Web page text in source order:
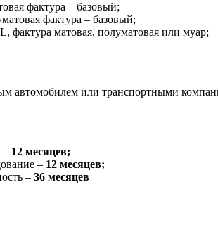
фактура – базовый;
фактура – базовый;
фактура матовая, полуматовая или муар;
автомобилем или транспортными
– 12 месяцев;
– 12 месяцев;
– 36 месяцев